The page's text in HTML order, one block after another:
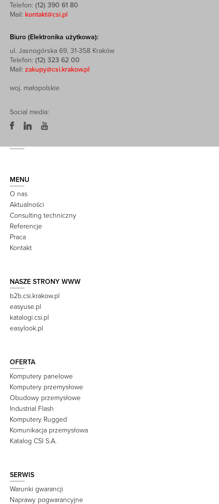
Telefon: (12) 390 61 80
Mail: kontakt@csi.pl
Biuro (Elektronika użytkowa):
ul. Jasnogórska 69, 31-358 Kraków
Telefon: (12) 323 62 00
Mail: zakupy@csi.krakow.pl
woj. małopolskie
Social media:
MENU
O nas
Aktualności
Consulting techniczny
Referencje
Praca
Kontakt
NASZE STRONY WWW
b2b.csi.krakow.pl
easyuse.pl
katalogi.csi.pl
easylook.pl
OFERTA
Komputery panelowe
Komputery przemysłowe
Obudowy przemysłowe
Industrial Flash
Komputery Rugged
Komunikacja przemysłowa
Katalog CSI S.A.
SERWIS
Warunki gwarancji
Naprawy pogwarancyjne